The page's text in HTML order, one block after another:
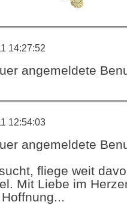
14:27:52
angemeldete
12:54:03
angemeldete
fliege weit
Mit Liebe im